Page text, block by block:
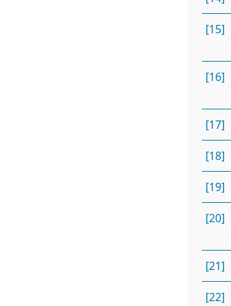
[15]
[16]
[17]
[18]
[19]
[20]
[21]
[22]